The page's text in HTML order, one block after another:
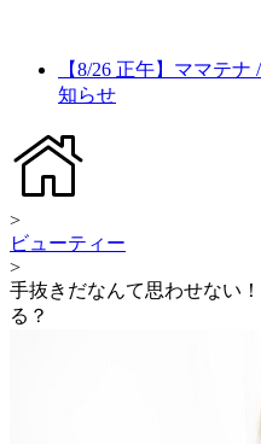
【8/26 正午】ママテ
知らせ
>
ビューティー
>
手抜きだなんて思わせない
る？